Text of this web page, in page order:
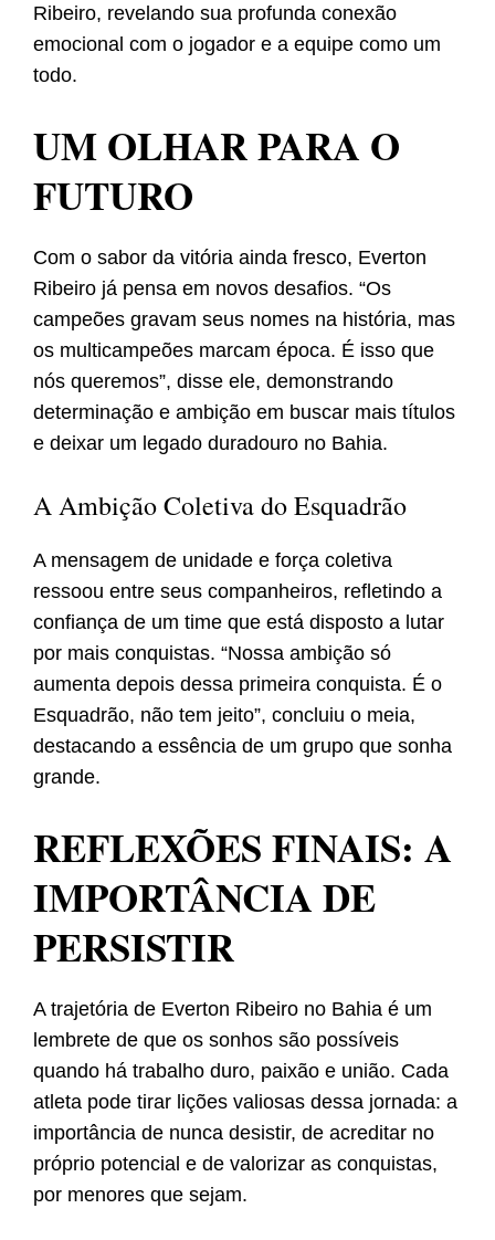
Ribeiro, revelando sua profunda conexão
emocional com o jogador e a equipe como um
todo.
UM OLHAR PARA O
FUTURO
Com o sabor da vitória ainda fresco, Everton
Ribeiro já pensa em novos desafios. “Os
campeões gravam seus nomes na história, mas
os multicampeões marcam época. É isso que
nós queremos”, disse ele, demonstrando
determinação e ambição em buscar mais títulos
e deixar um legado duradouro no Bahia.
A Ambição Coletiva do Esquadrão
A mensagem de unidade e força coletiva
ressoou entre seus companheiros, refletindo a
confiança de um time que está disposto a lutar
por mais conquistas. “Nossa ambição só
aumenta depois dessa primeira conquista. É o
Esquadrão, não tem jeito”, concluiu o meia,
destacando a essência de um grupo que sonha
grande.
REFLEXÕES FINAIS: A
IMPORTÂNCIA DE
PERSISTIR
A trajetória de Everton Ribeiro no Bahia é um
lembrete de que os sonhos são possíveis
quando há trabalho duro, paixão e união. Cada
atleta pode tirar lições valiosas dessa jornada: a
importância de nunca desistir, de acreditar no
próprio potencial e de valorizar as conquistas,
por menores que sejam.